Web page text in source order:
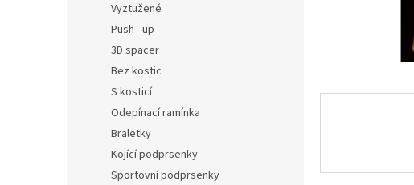
Vyztužené
Push - up
3D spacer
Bez kostic
S kosticí
Odepínací ramínka
Braletky
Kojící podprsenky
Sportovní podprsenky